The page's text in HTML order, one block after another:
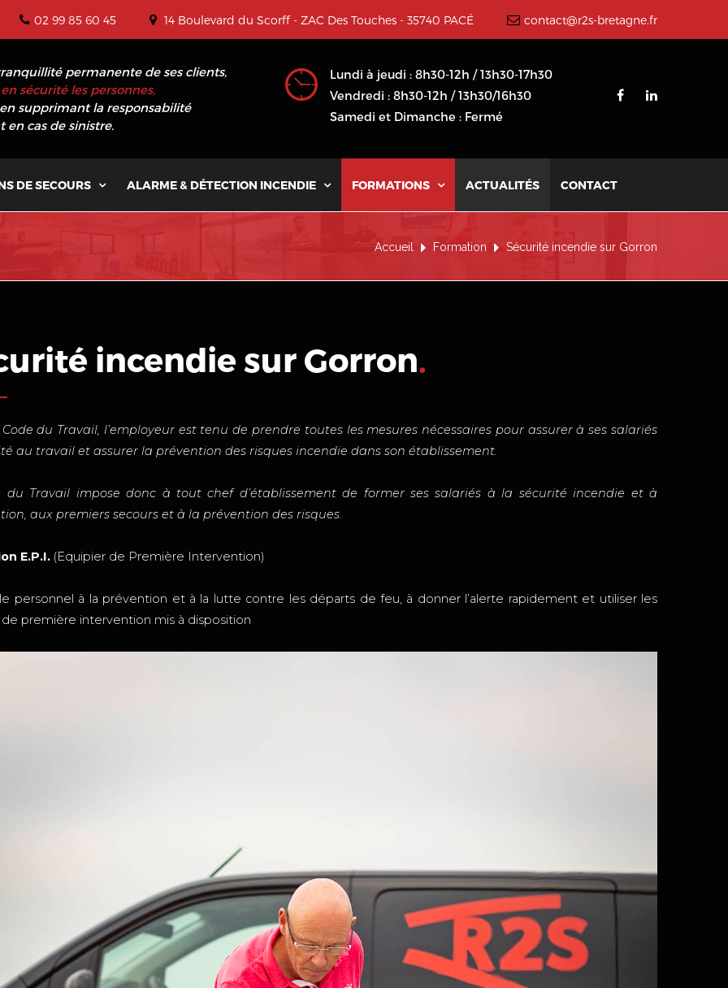
02 99 85 60 45 14 Boulevard du Scorff - ZAC Des Touches - 35740 PACÉ contact@r2s-bretagne.fr
permanente de ses clients,
sécurité les personnes,
supprimant la responsabilité
en cas de sinistre.
Lundi à jeudi : 8h30-12h / 13h30-17h30
Vendredi : 8h30-12h / 13h30/16h30
Samedi et Dimanche : Fermé
DE SECOURS  ALARME & DÉTECTION INCENDIE  FORMATIONS  ACTUALITÉS CONTACT
Accueil Formation Sécurité incendie sur Gorron
incendie sur Gorron.
du Travail, l’employeur est tenu de prendre toutes les mesures nécessaires pour assurer à ses salariés
au travail et assurer la prévention des risques incendie dans son établissement.
du Travail impose donc à tout chef d’établissement de former ses salariés à la sécurité incendie et à
aux premiers secours et à la prévention des risques.
E.P.I. (Equipier de Première Intervention)
personnel à la prévention et à la lutte contre les départs de feu, à donner l’alerte rapidement et utiliser les
première intervention mis à disposition